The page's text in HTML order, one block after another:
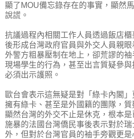
顯了MOU備忘錄存在的事實，顯然
說謊。
抗議過程內相關工作人員透過飯店
後形成台灣政府官員與外交人員親
外警方粗暴壓制在地上，卻荒謬的
現場學生的行為，甚至出言質疑參與
必須出示護照。
歐台會表示這無疑是對「綠卡內閣
擁有綠卡、甚至是外國籍的團隊，質
顯然台灣的外交不止是休克，根本
施暴的法國台灣僑民事後表示對於
外，但對於台灣官員的袖手旁觀更